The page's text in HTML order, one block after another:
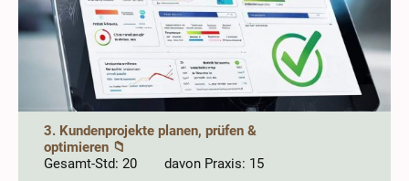
3. Kundenprojekte planen, prüfen &
optimieren 📁
Gesamt-Std: 20 davon Praxis: 15